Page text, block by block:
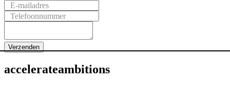
E-mailadres
Telefoonnummer
Verzenden
accelerateambitions